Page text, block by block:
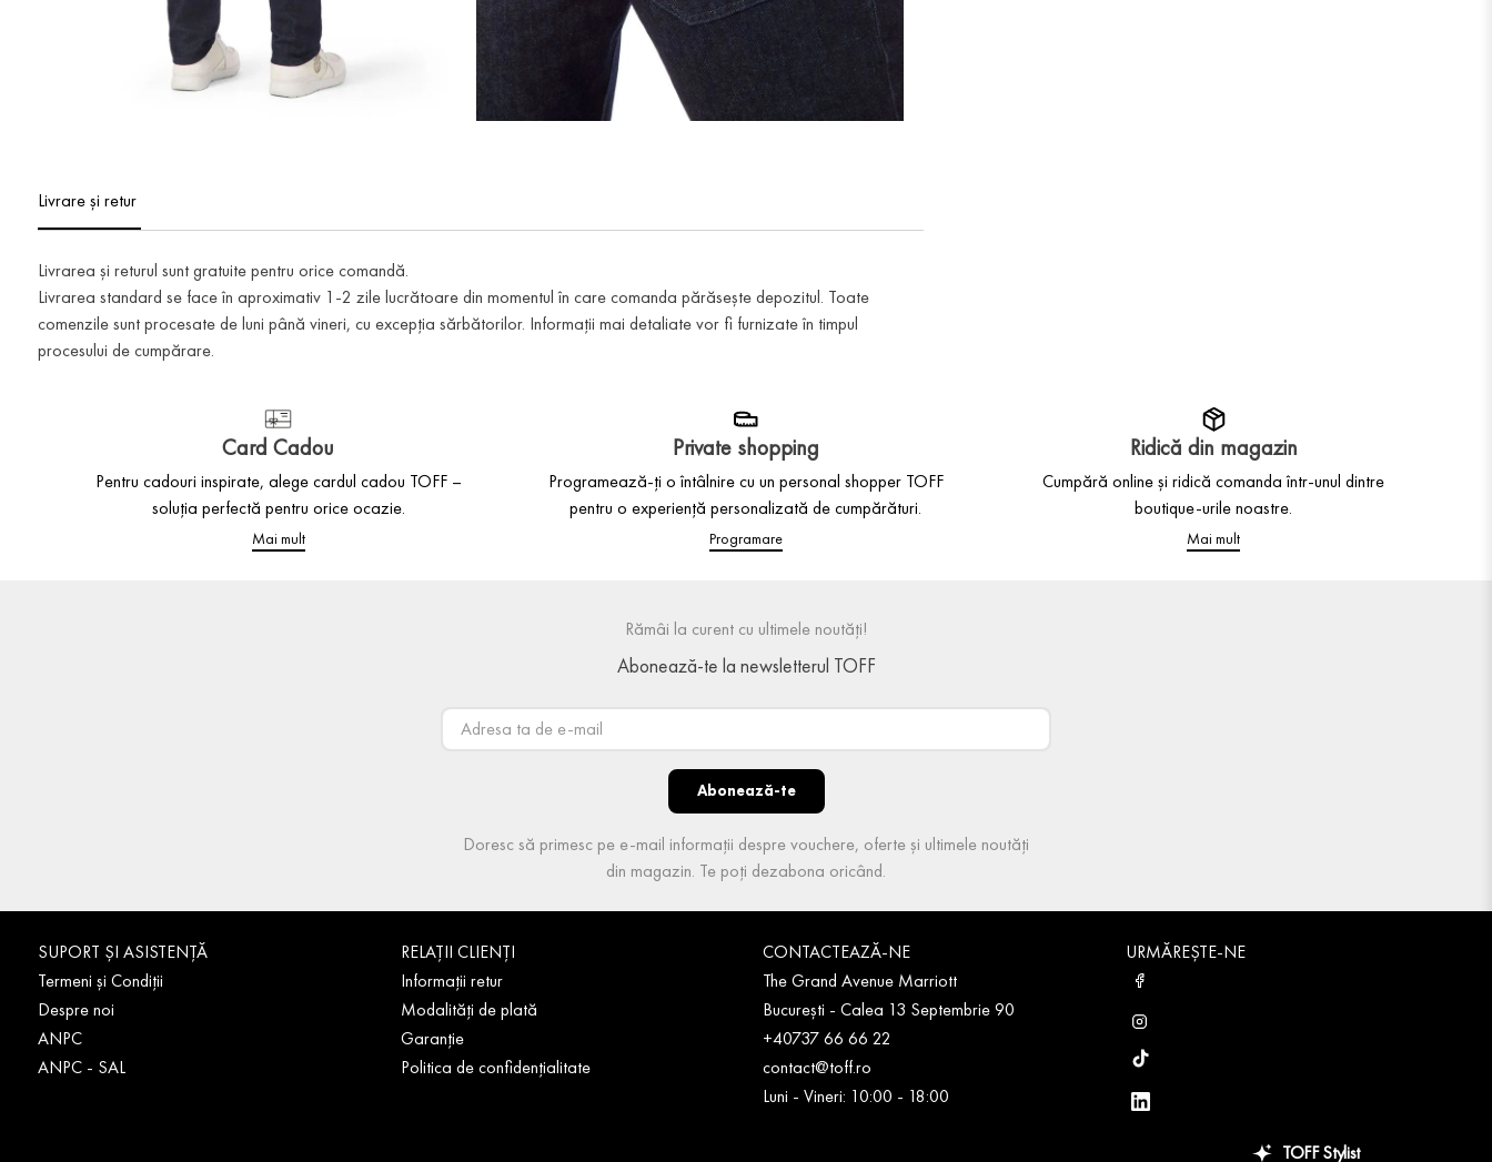
Livrare și retur
Livrarea și returul sunt gratuite pentru orice comandă.
Livrarea standard se face în aproximativ 1-2 zile lucrătoare din momentul în care comanda părăsește depozitul. Toate
comenzile sunt procesate de luni până vineri, cu excepția sărbătorilor. Informații mai detaliate vor fi furnizate în timpul
procesului de cumpărare.
Card Cadou
Pentru cadouri inspirate, alege cardul cadou TOFF –
soluția perfectă pentru orice ocazie.
Mai mult
Private shopping
Programează-ți o întâlnire cu un personal shopper TOFF
pentru o experiență personalizată de cumpărături.
Programare
Ridică din magazin
Cumpără online și ridică comanda într-unul dintre
boutique-urile noastre.
Mai mult
Rămâi la curent cu ultimele noutăți!
Abonează-te la newsletterul TOFF
Abonează-te
Doresc să primesc pe e-mail informații despre vouchere, oferte și ultimele noutăți
din magazin. Te poți dezabona oricând.
SUPORT ȘI ASISTENȚĂ
Termeni și Condiții
Despre noi
ANPC
ANPC - SAL
RELAȚII CLIENȚI
Informații retur
Modalități de plată
Garanție
Politica de confidențialitate
CONTACTEAZĂ-NE
The Grand Avenue Marriott
București - Calea 13 Septembrie 90
+40737 66 66 22
contact@toff.ro
Luni - Vineri: 10:00 - 18:00
URMĂREȘTE-NE
TOFF Stylist